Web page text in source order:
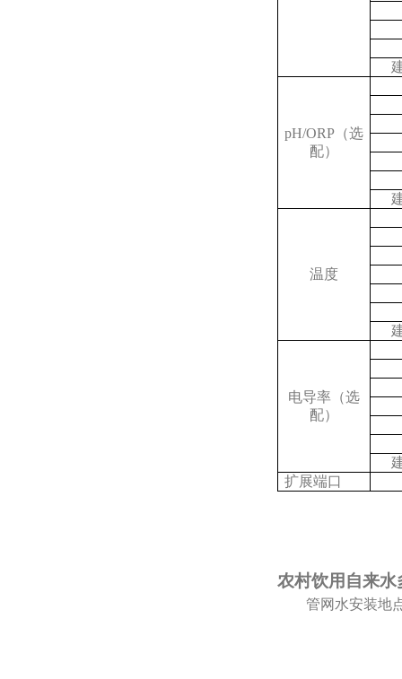
pH/ORP （选
配）
温度
电导率（选
配）
扩展端口
农村饮用自来
管网水安装地